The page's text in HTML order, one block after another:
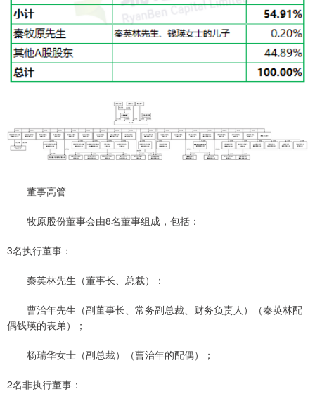
董事高管
牧原股份董事会由8名董事组成，包括：
3名执行董事：
秦英林先生（董事长、总裁）：
曹治年先生（副董事长、常务副总裁、财务负责人）（秦英林配
偶钱瑛的表弟）；
杨瑞华女士（副总裁）（曹治年的配偶）；
2名非执行董事：